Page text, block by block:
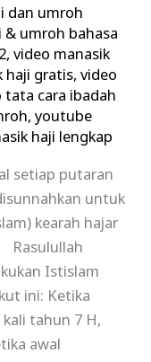
dan umroh
& umroh bahasa
,video manasik
haji gratis,video
tata cara ibadah
,youtube
haji lengkap
setiap putaran
untuk
kearah hajar
Rasulullah
Istislam
ini: Ketika
tahun 7 H,
awal